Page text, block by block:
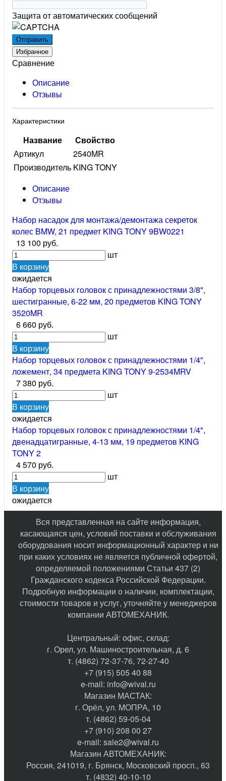
Защита от автоматических сообщений
Избранное
Сравнение
Описание
Отзывы
Характеристики
Название
Свойство
Артикул
2540MR
Производитель KING TONY
Описание
Отзывы
Набор насадок для монтажа/демонтажа секреток
колес BMW, 21 предмет KING TONY 9BW0221
13 100 руб.
шт
В корзину
ожидается
Набор торцевых головок с принадлежностями 3/8",
шестигранные, 6-22 мм, 20 предметов KING TONY
3520MR
6 660 руб.
шт
В корзину
Набор торцевых головок с принадлежностями 1/4",
ложемент, 34 предмета KING TONY 9-2534MRV
7 380 руб.
шт
В корзину
ожидается
Набор торцевых головок с принадлежностями 1/4",
двенадцатигранные, 4-13 мм, 19 предметов KING
TONY 2
4 570 руб.
шт
В корзину
ожидается
Вся представленная на сайте информация,
касающаяся цен, условий поставки и обслуживания
оборудования носит информационный характер и ни
при каких условиях не является публичной офертой,
определяемой положениями Статьи 437 (2)
Гражданского кодекса Российской Федерации.
Подробную информации о наличии, комплектации,
стоимости товаров и услуг, уточняйте у менеджеров
компании АВТОМЕХАНИК.
​Центральный: офис, склад:
г. Орел, ул. Машиностроительная, д. 6
т. (4862) 72-37-76, 72-27-40
+7 (915) 505 40 88
e-mail: info@wival.ru
Магазин МАСТАК:
г. Орёл, ул. МОПРА, 10
т. (4862) 59-05-04
+7 (910) 208 00 27
e-mail: sale2@wival.ru
Магазин АВТОМЕХАНИК:
Россия, 241019, г. Брянск, Московский просп., 63
т. (4832) 40-10-10